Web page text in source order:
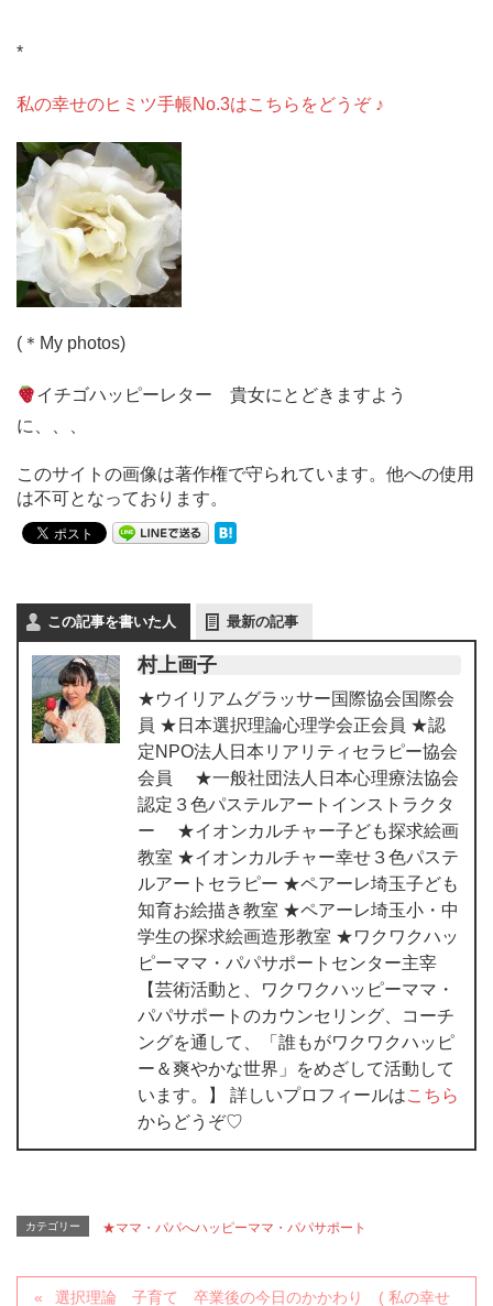
*
私の幸せのヒミツ手帳No.3はこちらをどうぞ ♪
(＊My photos)
イチゴハッピーレター 貴女にとどきますよう
に、、、
このサイトの画像は著作権で守られています。他への使用
は不可となっております。
この記事を書いた人 最新の記事
村上画子
★ウイリアムグラッサー国際協会国際会
員 ★日本選択理論心理学会正会員 ★認
定NPO法人日本リアリティセラピー協会
会員 ★一般社団法人日本心理療法協会
認定３色パステルアートインストラクタ
ー ★イオンカルチャー子ども探求絵画
教室 ★イオンカルチャー幸せ３色パステ
ルアートセラピー ★ペアーレ埼玉子ども
知育お絵描き教室 ★ペアーレ埼玉小・中
学生の探求絵画造形教室 ★ワクワクハッ
ピーママ・パパサポートセンター主宰
【芸術活動と、ワクワクハッピーママ・
パパサポートのカウンセリング、コーチ
ングを通して、「誰もがワクワクハッピ
ー＆爽やかな世界」をめざして活動して
います。】 詳しいプロフィールはこちら
からどうぞ♡
カテゴリー ★ママ・パパへハッピーママ・パパサポート
選択理論 子育て 卒業後の今日のかかわり ( 私の幸せ